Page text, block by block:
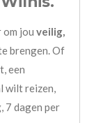
om jou veilig,
brengen. Of
een
wilt reizen,
7 dagen per